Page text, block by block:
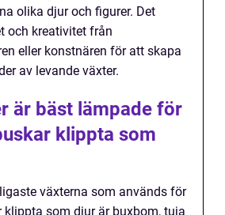
olika djur och figurer. Det
och kreativitet från
eller konstnären för att skapa
av levande växter.
är bäst lämpade för
klippta som
växterna som används för
klippta som djur är buxbom, tuja